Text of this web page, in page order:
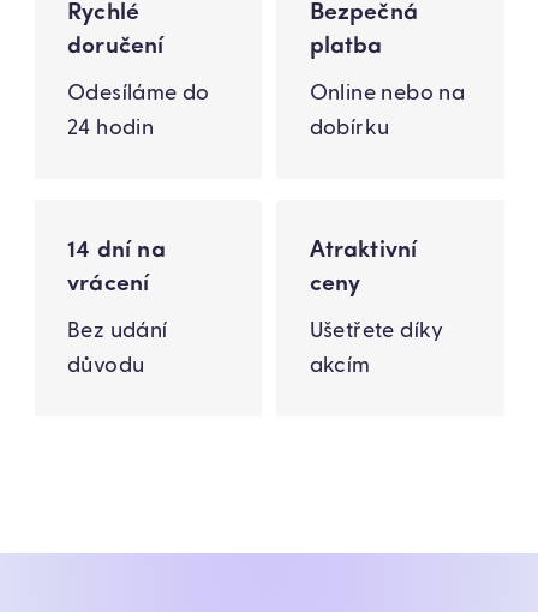
Rychlé
doručení
Odesíláme do
24 hodin
Bezpečná
platba
Online nebo na
dobírku
14 dní na
vrácení
Bez udání
důvodu
Atraktivní
ceny
Ušetřete díky
akcím